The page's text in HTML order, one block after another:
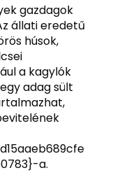
gazdagok
állati eredetű
húsok,
a kagylók
adag sült
a.